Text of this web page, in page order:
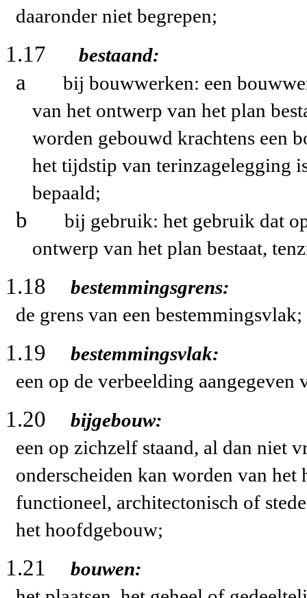
daaronder niet begrepen;
1.17 bestaand:
a
bij bouwwerken: een
van het ontwerp van het plan
worden gebouwd krachtens een
het tijdstip van terinzagelegging
bepaald;
b
bij gebruik: het gebruik dat
ontwerp van het plan bestaat,
1.18
bestemmingsgrens:
de grens van een bestemmingsvlak;
1.19
bestemmingsvlak:
een op de verbeelding
1.20
bijgebouw:
een op zichzelf staand, al dan niet
onderscheiden kan worden van
functioneel, architectonisch of
het hoofdgebouw;
1.21
bouwen: